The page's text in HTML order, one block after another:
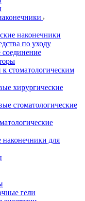
наконечники
по уходу
к стоматологическим
хирургические
стоматологические
наконечники для
гели